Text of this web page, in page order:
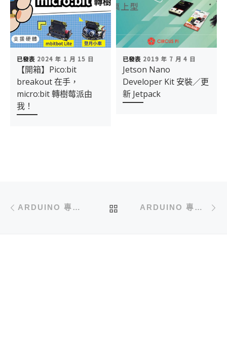
已發表 2024 年 1 月 15 日
【開箱】Pico:bit
breakout 在手，
micro:bit 轉樹莓派由
我！
已發表 2019 年 7 月 4 日
Jetson Nano
Developer Kit 安裝／更
新 Jetpack
ARDUINO 專題教學－鯊魚溫度計 (LM35+伺服馬達) BACK TO POST LIST
ARDUINO 專題教學－實測顏色感測器 TCS3200